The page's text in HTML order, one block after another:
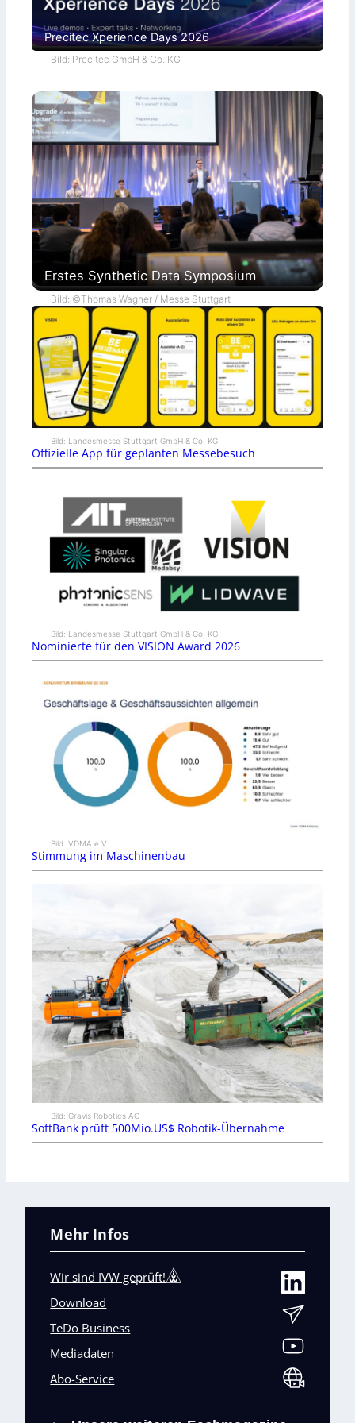
Precitec Xperience Days 2026
Bild: Precitec GmbH & Co. KG
Erstes Synthetic Data Symposium
Bild: ©Thomas Wagner / Messe Stuttgart
Bild: Landesmesse Stuttgart GmbH & Co. KG
Offizielle App für geplanten Messebesuch
Bild: Landesmesse Stuttgart GmbH & Co. KG
Nominierte für den VISION Award 2026
Bild: VDMA e.V.
Stimmung im Maschinenbau
Bild: Gravis Robotics AG
SoftBank prüft 500Mio.US$ Robotik-Übernahme
Mehr Infos
Wir sind IVW geprüft!
Download
TeDo Business
Mediadaten
Abo-Service